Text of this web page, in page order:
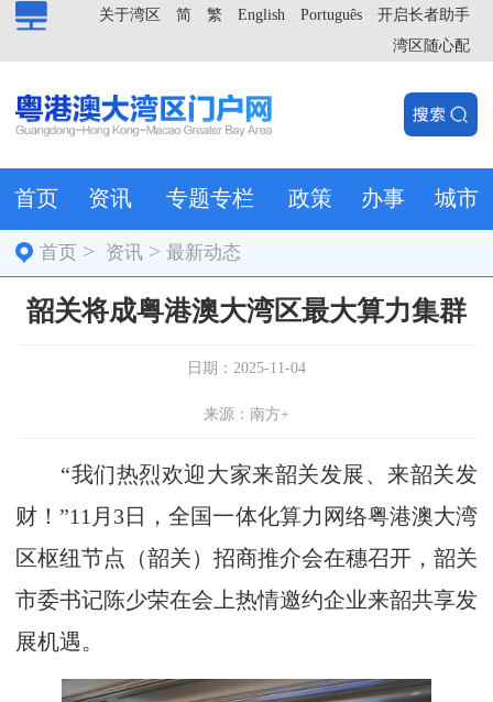
开启长者助手
Português
English
繁
简
关于湾区
湾区随心配
首页 资讯 专题专栏 政策 办事 城市
首页 > 资讯 >最新动态
韶关将成粤港澳大湾区最大算力集群
日期：2025-11-04
来源：南方+
“我们热烈欢迎大家来韶关发展、来韶关发
财！”11月3日，全国一体化算力网络粤港澳大湾
区枢纽节点（韶关）招商推介会在穗召开，韶关
市委书记陈少荣在会上热情邀约企业来韶共享发
展机遇。